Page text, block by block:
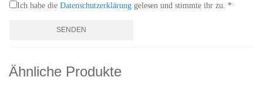
Ich habe die Datenschutzerklärung gelesen und stimmte ihr zu. *
Ähnliche Produkte